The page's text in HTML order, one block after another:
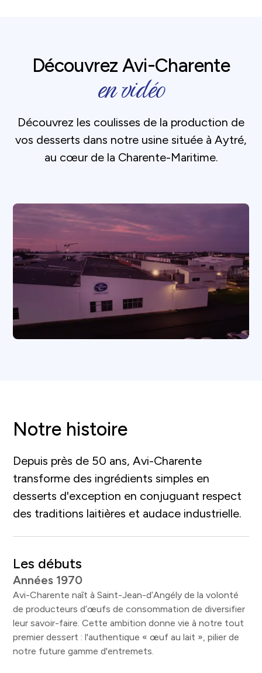
Découvrez Avi-Charente
en vidéo
Découvrez les coulisses de la production de
vos desserts dans notre usine située à Aytré,
au cœur de la Charente-Maritime.
Notre histoire
Depuis près de 50 ans, Avi-Charente
transforme des ingrédients simples en
desserts d'exception en conjuguant respect
des traditions laitières et audace industrielle.
Les débuts
Années 1970
Avi-Charente naît à Saint-Jean-d’Angély de la volonté
de producteurs d’œufs de consommation de diversifier
leur savoir-faire. Cette ambition donne vie à notre tout
premier dessert : l'authentique « œuf au lait », pilier de
notre future gamme d'entremets.